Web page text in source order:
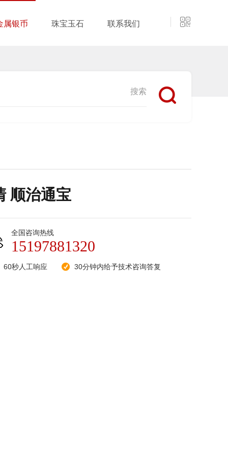
属银币 珠宝玉石 联系我们
顺治通宝
全国咨询热线
15197881320
60秒人工响应 30分钟内给予技术咨询答复